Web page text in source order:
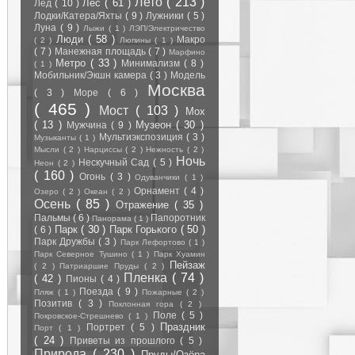
Лёд( 10 ) Лес( 61 )
Лодки/Катера/Яхты ( 9 ) Лужники ( 5 )
Луна ( 9 ) Лыжи ( 1 ) ЛЭП/Электричество
( 2 )
Люди ( 58 ) Люпины( 1 ) Макро
( 7 ) Манежная площадь( 7 ) Марфино
( 1 )
Метро ( 33 ) Минимализм( 8 )
Мобильник/Экшн камера ( 3 ) Модель
( 3 ) Море ( 6 ) Москва
( 465 )
Мост ( 103 )
Мох
( 13 ) Мужчина( 9 ) Музеон( 30 )
Музыканты( 1 ) Мультиэкспозиция ( 3 )
Мысли ( 2 ) Нарциссы( 2 ) Нежность( 2 )
Неон ( 2 ) Нескучный Сад( 5 ) Ночь
( 160 ) Огонь ( 3 )Одуванчики( 1 )
Озеро( 2 )Океан( 2 ) Орнамент ( 4 )
Осень ( 85 ) Отражение ( 35 )
Пальмы ( 6 ) Панорама ( 1 ) Папоротник
( 6 ) Парк ( 30 ) Парк Горького ( 50 )
Парк Дружбы( 3 ) Парк Лефортово ( 1 )
Парк Северное Тушино ( 1 )
Парк Хуамин
( 2 ) Патриаршие Пруды ( 2 )
Пейзаж
( 42 ) Пионы ( 4 ) Пленка ( 74 )
Пляж( 1 ) Поезда( 9 ) Пожарные ( 2 )
Позитив ( 3 ) Поклонная гора ( 2 )
Покровское-Стрешнево( 1 ) Поле ( 5 )
Порт( 1 ) Портрет ( 5 )
Праздник
( 24 )
Приветы из прошлого( 5 )